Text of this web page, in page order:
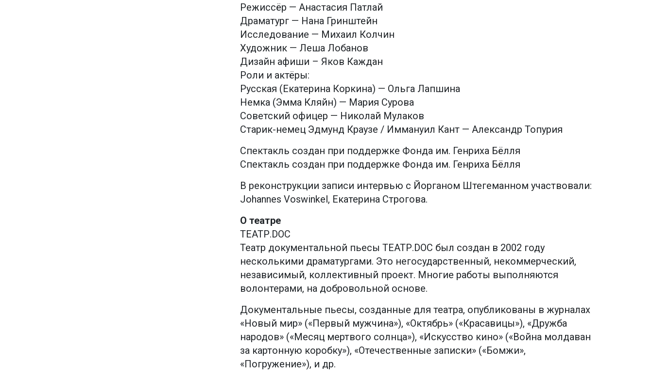
Режиссёр — Анастасия Патлай
Драматург — Нана Гринштейн
Исследование — Михаил Колчин
Художник — Леша Лобанов
Дизайн афиши – Яков Каждан
Роли и актёры:
Русская (Екатерина Коркина) — Ольга Лапшина
Немка (Эмма Кляйн) — Мария Сурова
Советский офицер — Николай Мулаков
Старик-немец Эдмунд Краузе / Иммануил Кант — Александр Топурия
Спектакль создан при поддержке Фонда им. Генриха Бёлля
Спектакль создан при поддержке Фонда им. Генриха Бёлля
В реконструкции записи интервью с Йорганом Штегеманном участвовали:
Johannes Voswinkel, Екатерина Строгова.
О театре
ТЕАТР.DOC
Театр документальной пьесы ТЕАТР.DOC был создан в 2002 году
несколькими драматургами. Это негосударственный, некоммерческий,
независимый, коллективный проект. Многие работы выполняются
волонтерами, на добровольной основе.
Документальные пьесы, созданные для театра, опубликованы в журналах
«Новый мир» («Первый мужчина»), «Октябрь» («Красавицы»), «Дружба
народов» («Месяц мертвого солнца»), «Искусство кино» («Война молдаван
за картонную коробку»), «Отечественные записки» («Бомжи»,
«Погружение»), и др.